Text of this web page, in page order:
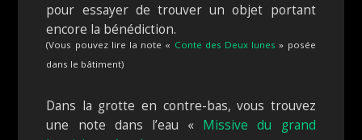
pour essayer de trouver un objet portant
encore la bénédiction.
(Vous pouvez lire la note « Conte des Deux lunes » posée
dans le bâtiment)
Dans la grotte en contre-bas, vous trouvez
une note dans l’eau « Missive du grand